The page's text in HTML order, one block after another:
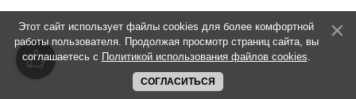
Этот сайт использует файлы cookies для более комфортной
работы пользователя. Продолжая просмотр страниц сайта, вы
соглашаетесь с Политикой использования файлов cookies.
СОГЛАСИТЬСЯ